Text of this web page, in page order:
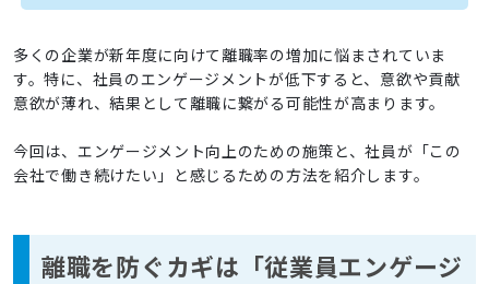
多くの企業が新年度に向けて離職率の増加に悩まされていま
す。特に、社員のエンゲージメントが低下すると、意欲や貢献
意欲が薄れ、結果として離職に繋がる可能性が高まります。
今回は、エンゲージメント向上のための施策と、社員が「この
会社で働き続けたい」と感じるための方法を紹介します。
離職を防ぐカギは「従業員エンゲージ